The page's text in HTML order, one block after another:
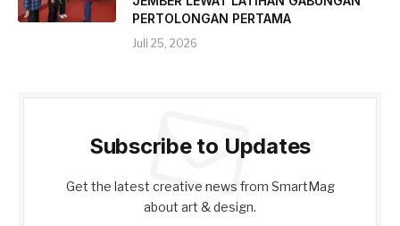
PERTOLONGAN PERTAMA
Juli 25, 2026
Subscribe to Updates
Get the latest creative news from SmartMag
about art & design.